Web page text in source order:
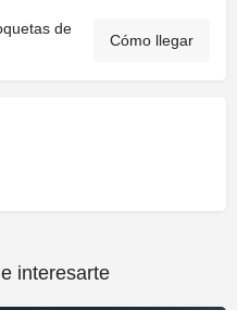
de
Cómo llegar
interesarte